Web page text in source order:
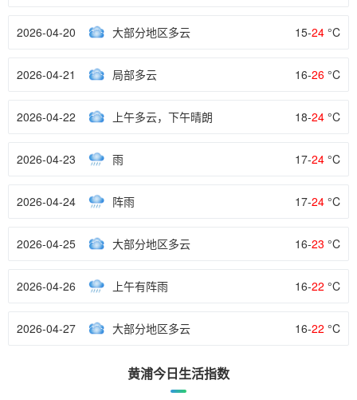
2026-04-20 大部分地区多云 15-24 °C
2026-04-21 局部多云 16-26 °C
2026-04-22 上午多云，下午晴朗 18-24 °C
2026-04-23 雨 17-24 °C
2026-04-24 阵雨 17-24 °C
2026-04-25 大部分地区多云 16-23 °C
2026-04-26 上午有阵雨 16-22 °C
2026-04-27 大部分地区多云 16-22 °C
黄浦今日生活指数